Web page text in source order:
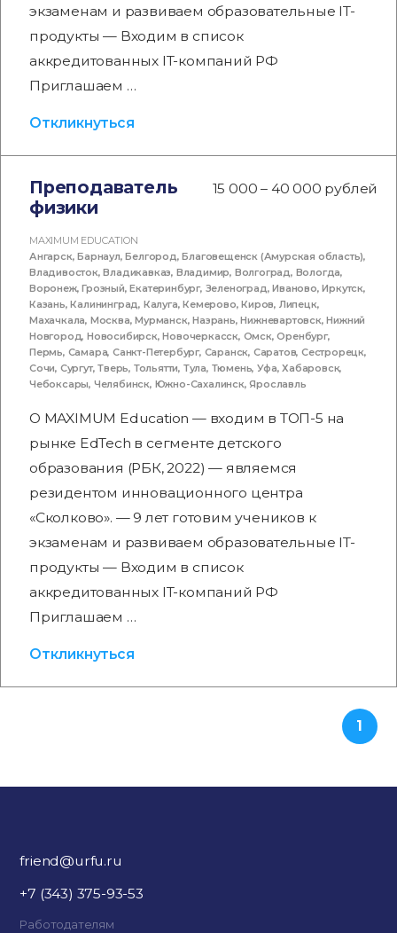
экзаменам и развиваем образовательные IT-
продукты — Входим в список
аккредитованных IT-компаний РФ
Приглашаем …
Откликнуться
Преподаватель
физики
15 000 – 40 000 рублей
MAXIMUM EDUCATION
Ангарск,Барнаул,Белгород,Благовещенск (Амурская область),
Владивосток,Владикавказ, Владимир, Волгоград, Вологда,
Воронеж,Грозный,Екатеринбург, Зеленоград,Иваново,Иркутск,
Казань,Калининград, Калуга,Кемерово,Киров, Липецк,
Махачкала, Москва,Мурманск,Назрань,Нижневартовск,Нижний
Новгород,Новосибирск,Новочеркасск, Омск,Оренбург,
Пермь, Самара,Санкт-Петербург, Саранск, Саратов,Сестрорецк,
Сочи, Сургут,Тверь, Тольятти, Тула, Тюмень,Уфа,Хабаровск,
Чебоксары, Челябинск, Южно-Сахалинск,Ярославль
О MAXIMUM Education — входим в ТОП-5 на
рынке EdTech в сегменте детского
образования (РБК, 2022) — являемся
резидентом инновационного центра
«Сколково». — 9 лет готовим учеников к
экзаменам и развиваем образовательные IT-
продукты — Входим в список
аккредитованных IT-компаний РФ
Приглашаем …
Откликнуться
1
friend@urfu.ru
+7 (343) 375-93-53
Работодателям